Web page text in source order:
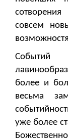
совсем
Событий
более и
весьма
уже более